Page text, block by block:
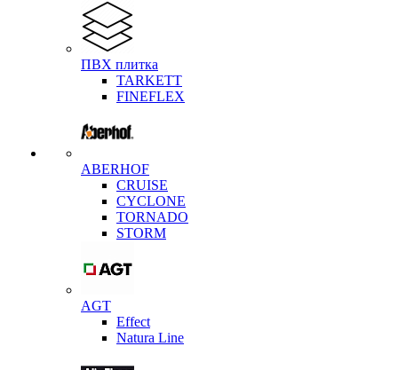
ПВХ плитка
TARKETT
FINEFLEX
ABERHOF
CRUISE
CYCLONE
TORNADO
STORM
AGT
Effect
Natura Line